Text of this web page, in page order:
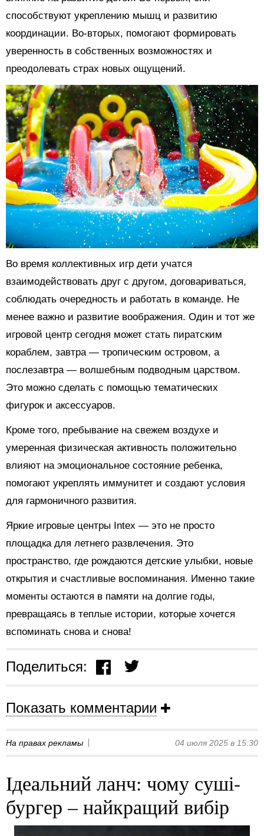
способствуют укреплению мышц и развитию
координации. Во-вторых, помогают формировать
уверенность в собственных возможностях и
преодолевать страх новых ощущений.
Во время коллективных игр дети учатся
взаимодействовать друг с другом, договариваться,
соблюдать очередность и работать в команде. Не
менее важно и развитие воображения. Один и тот же
игровой центр сегодня может стать пиратским
кораблем, завтра — тропическим островом, а
послезавтра — волшебным подводным царством.
Это можно сделать с помощью тематических
фигурок и аксессуаров.
Кроме того, пребывание на свежем воздухе и
умеренная физическая активность положительно
влияют на эмоциональное состояние ребенка,
помогают укреплять иммунитет и создают условия
для гармоничного развития.
Яркие игровые центры Intex — это не просто
площадка для летнего развлечения. Это
пространство, где рождаются детские улыбки, новые
открытия и счастливые воспоминания. Именно такие
моменты остаются в памяти на долгие годы,
превращаясь в теплые истории, которые хочется
вспоминать снова и снова!
Поделиться:
Показать комментарии
На правах рекламы 04 июля 2025 в 15:30
Ідеальний ланч: чому суші-
бургер – найкращий вибір